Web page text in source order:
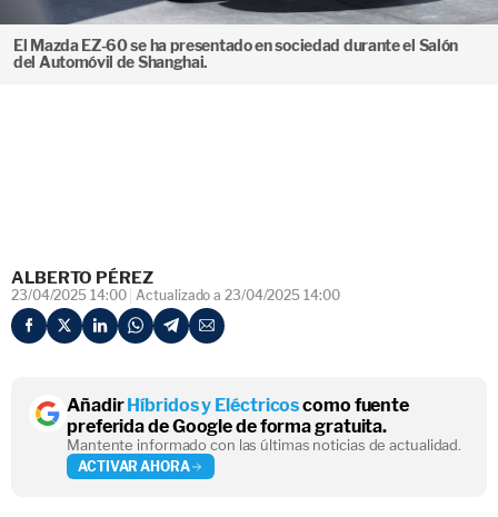
El Mazda EZ-60 se ha presentado en sociedad durante el Salón
del Automóvil de Shanghai.
ALBERTO PÉREZ
23/04/2025 14:00 Actualizado a 23/04/2025 14:00
AñadirHíbridos y Eléctricoscomo fuente
preferida de Google de forma gratuita.
Mantente informado con las últimas noticias de actualidad.
ACTIVAR AHORA